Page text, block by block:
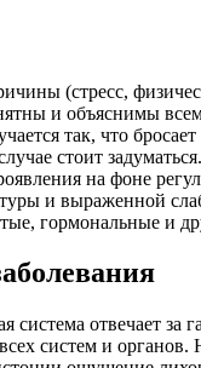
(стресс,
и объяснимы
так, что
стоит
на фоне
и выраженной
гормональные и
система отвечает за
систем и органов.